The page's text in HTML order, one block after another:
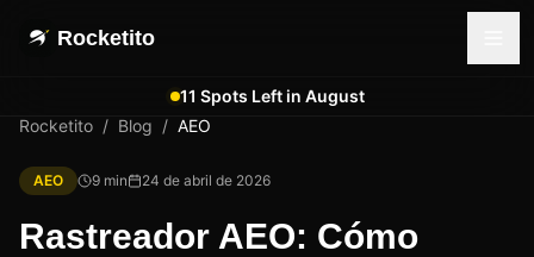
Rocketito
11 Spots Left in August
Rocketito / Blog / AEO
AEO 9 min 24 de abril de 2026
Rastreador AEO: Cómo